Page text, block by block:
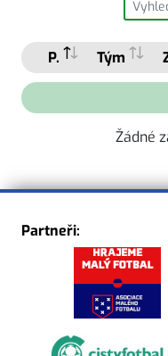
P. Tým
Žádné
Partneři: